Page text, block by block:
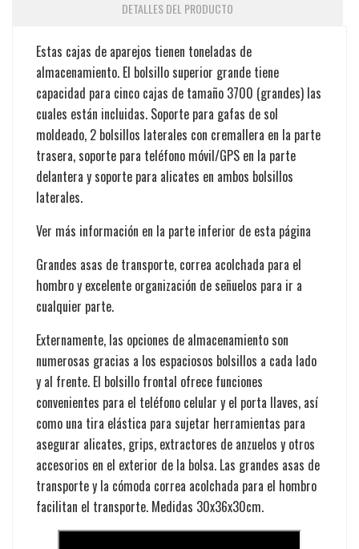
DETALLES DEL PRODUCTO
Estas cajas de aparejos tienen toneladas de
almacenamiento. El bolsillo superior grande tiene
capacidad para cinco cajas de tamaño 3700 (grandes) las
cuales están incluidas. Soporte para gafas de sol
moldeado, 2 bolsillos laterales con cremallera en la parte
trasera, soporte para teléfono móvil/GPS en la parte
delantera y soporte para alicates en ambos bolsillos
laterales.
Ver más información en la parte inferior de esta página
Grandes asas de transporte, correa acolchada para el
hombro y excelente organización de señuelos para ir a
cualquier parte.
Externamente, las opciones de almacenamiento son
numerosas gracias a los espaciosos bolsillos a cada lado
y al frente. El bolsillo frontal ofrece funciones
convenientes para el teléfono celular y el porta llaves, así
como una tira elástica para sujetar herramientas para
asegurar alicates, grips, extractores de anzuelos y otros
accesorios en el exterior de la bolsa. Las grandes asas de
transporte y la cómoda correa acolchada para el hombro
facilitan el transporte. Medidas 30x36x30cm.